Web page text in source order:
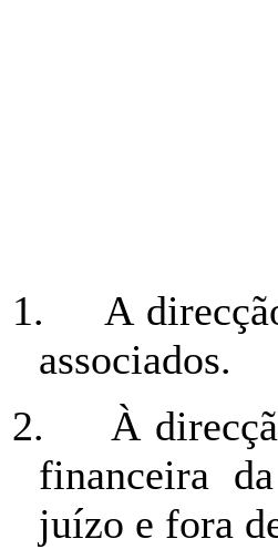
1.
A
associados.
2.
À
financeira
juízo e fora